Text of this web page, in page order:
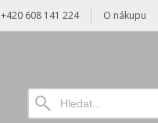
+420 608 141 224 O nákupu